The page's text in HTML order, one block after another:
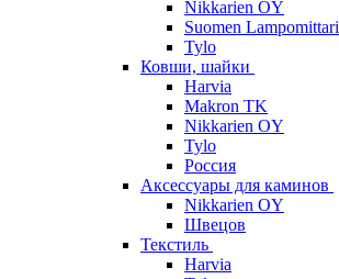
Nikkarien OY
Suomen Lampomittari
Tylo
Ковши, шайки
Harvia
Makron TK
Nikkarien OY
Tylo
Россия
Аксессуары для каминов
Nikkarien OY
Швецов
Текстиль
Harvia